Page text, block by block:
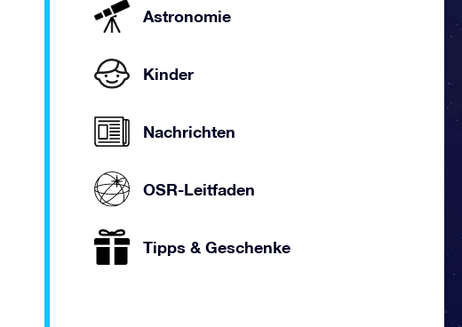
Astronomie
Kinder
Nachrichten
OSR-Leitfaden
Tipps & Geschenke